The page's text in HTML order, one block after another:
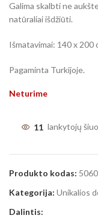
Galima skalbti ne
natūraliai išdžiūti.
Išmatavimai: 140 x 200
Pagaminta Turkijoje.
Neturime
11 lankytojų
Produkto kodas:
Kategorija: Unikalios
Dalintis: